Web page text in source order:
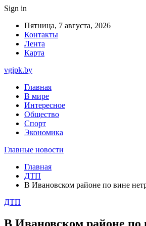
Sign in
Пятница, 7 августа, 2026
Контакты
Лента
Карта
vgipk.by
Главная
В мире
Интересное
Общество
Спорт
Экономика
Главные новости
Главная
ДТП
В Ивановском районе по вине
ДТП